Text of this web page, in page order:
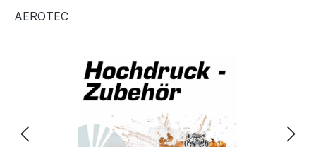
AEROTEC
Bildergalerie überspringen